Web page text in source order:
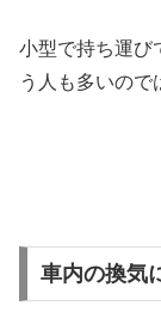
小型で持ち運び
う人も多いので
車内の換気